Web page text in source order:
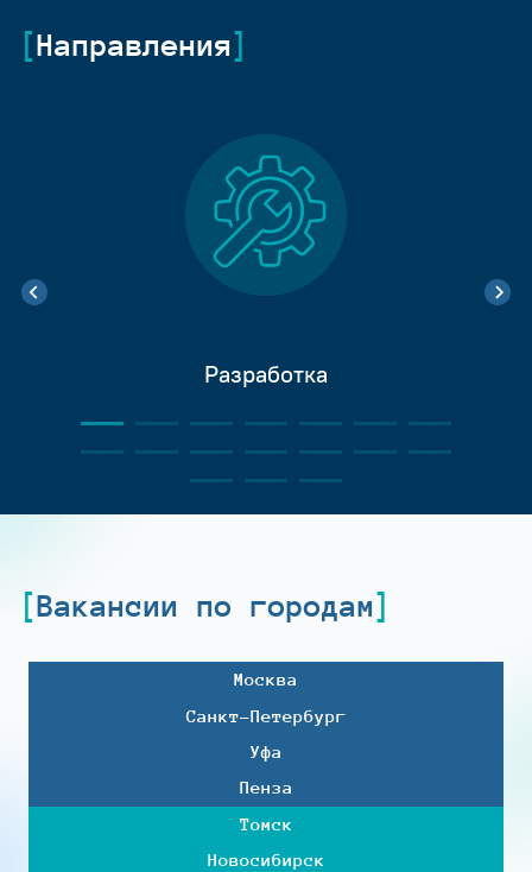
Направления
Разработка
Вакансии по городам
Москва
Санкт-Петербург
Уфа
Пенза
Томск
Новосибирск